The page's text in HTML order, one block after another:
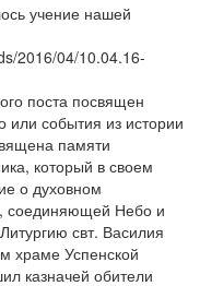
учение нашей
2016/04/10.04.16-
поста посвящен
или события из истории
памяти
который в своем
о духовном
соединяющей Небо и
свт. Василия
храме Успенской
казначей обители